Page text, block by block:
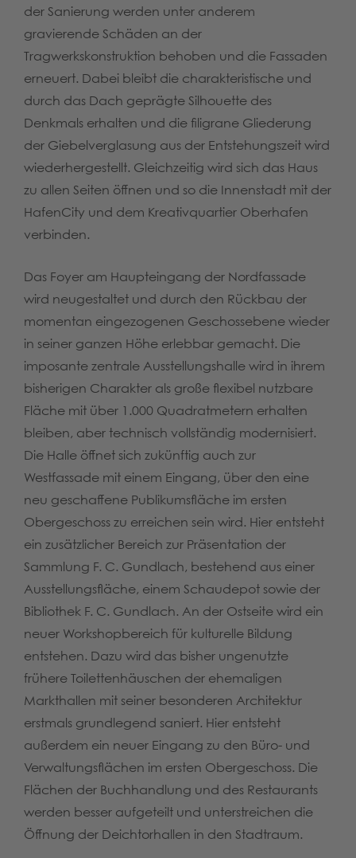
der Sanierung werden unter anderem
gravierende Schäden an der
Tragwerkskonstruktion behoben und die Fassaden
erneuert. Dabei bleibt die charakteristische und
durch das Dach geprägte Silhouette des
Denkmals erhalten und die filigrane Gliederung
der Giebelverglasung aus der Entstehungszeit wird
wiederhergestellt. Gleichzeitig wird sich das Haus
zu allen Seiten öffnen und so die Innenstadt mit der
HafenCity und dem Kreativquartier Oberhafen
verbinden.
Das Foyer am Haupteingang der Nordfassade
wird neugestaltet und durch den Rückbau der
momentan eingezogenen Geschossebene wieder
in seiner ganzen Höhe erlebbar gemacht. Die
imposante zentrale Ausstellungshalle wird in ihrem
bisherigen Charakter als große flexibel nutzbare
Fläche mit über 1.000 Quadratmetern erhalten
bleiben, aber technisch vollständig modernisiert.
Die Halle öffnet sich zukünftig auch zur
Westfassade mit einem Eingang, über den eine
neu geschaffene Publikumsfläche im ersten
Obergeschoss zu erreichen sein wird. Hier entsteht
ein zusätzlicher Bereich zur Präsentation der
Sammlung F. C. Gundlach, bestehend aus einer
Ausstellungsfläche, einem Schaudepot sowie der
Bibliothek F. C. Gundlach. An der Ostseite wird ein
neuer Workshopbereich für kulturelle Bildung
entstehen. Dazu wird das bisher ungenutzte
frühere Toilettenhäuschen der ehemaligen
Markthallen mit seiner besonderen Architektur
erstmals grundlegend saniert. Hier entsteht
außerdem ein neuer Eingang zu den Büro- und
Verwaltungsflächen im ersten Obergeschoss. Die
Flächen der Buchhandlung und des Restaurants
werden besser aufgeteilt und unterstreichen die
Öffnung der Deichtorhallen in den Stadtraum.